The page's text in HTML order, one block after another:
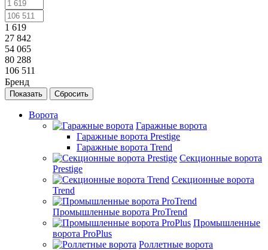
1 619
27 842
54 065
80 288
106 511
Бренд
Сбросить
Ворота
Гаражные ворота
Гаражные ворота Prestige
Гаражные ворота Trend
Секционные ворота
Prestige
Секционные ворота
Trend
Промышленные ворота ProTrend
Промышленные
ворота ProPlus
Роллетные ворота